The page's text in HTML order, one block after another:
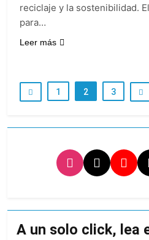
reciclaje y la sostenibilidad.
para…
Leer más
1 2 3
A un solo click, lea